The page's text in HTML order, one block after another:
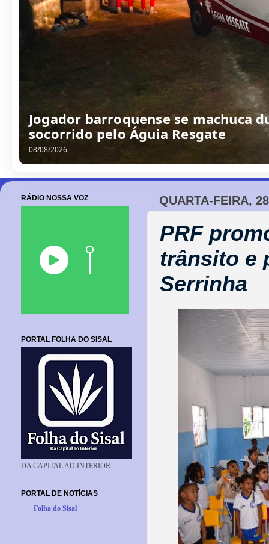
Jogador barroquense se machuca
socorrido pelo Águia Resgate
08/08/2026
QUARTA-FEIRA,
PRF
trânsito e
Serrinha
RÁDIO NOSSA VOZ
PORTAL FOLHA DO SISAL
DA CAPITAL AO INTERIOR
PORTAL DE NOTÍCIAS
Folha do Sisal
-